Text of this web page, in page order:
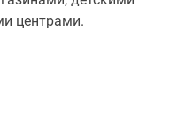
центрами.